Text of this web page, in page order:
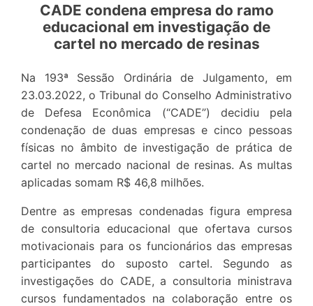
CADE condena empresa do ramo
educacional em investigação de
cartel no mercado de resinas
Na 193ª Sessão Ordinária de Julgamento, em
23.03.2022, o Tribunal do Conselho Administrativo
de Defesa Econômica (“CADE”) decidiu pela
condenação de duas empresas e cinco pessoas
físicas no âmbito de investigação de prática de
cartel no mercado nacional de resinas. As multas
aplicadas somam R$ 46,8 milhões.
Dentre as empresas condenadas figura empresa
de consultoria educacional que ofertava cursos
motivacionais para os funcionários das empresas
participantes do suposto cartel. Segundo as
investigações do CADE, a consultoria ministrava
cursos fundamentados na colaboração entre os